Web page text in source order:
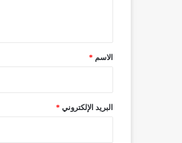
*الاسم *
البريد الإلكتروني *